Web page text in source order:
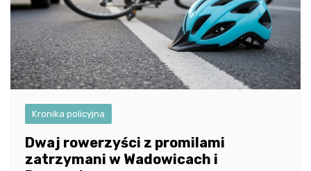
Kronika policyjna
Dwaj rowerzyści z promilami
zatrzymani w Wadowicach i